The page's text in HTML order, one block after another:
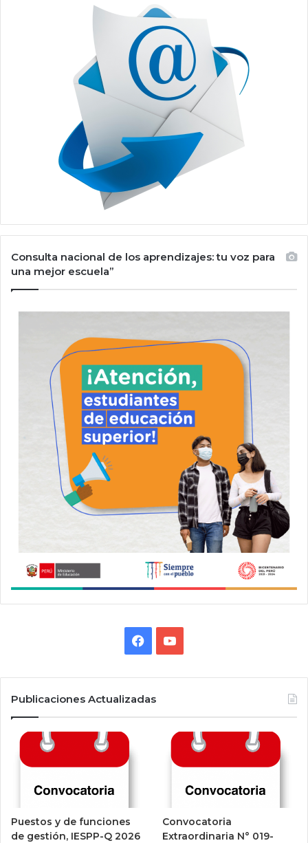
Consulta nacional de los aprendizajes: tu voz para
una mejor escuela”
FacebookYouTube
Publicaciones Actualizadas
Puestos y de funciones
de gestión, IESPP-Q 2026
Convocatoria
Extraordinaria N° 019-